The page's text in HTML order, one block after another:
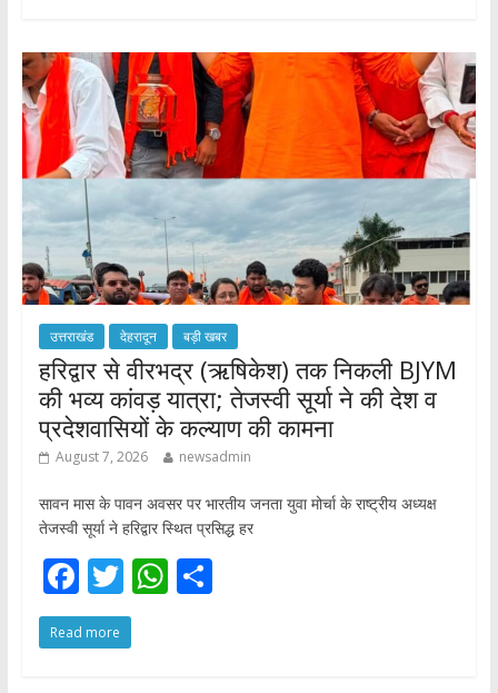
o
o
k
A
p
p
उत्तराखंड देहरादून बड़ी खबर
​हरिद्वार से वीरभद्र (ऋषिकेश) तक निकली BJYM
की भव्य कांवड़ यात्रा; तेजस्वी सूर्या ने की देश व
प्रदेशवासियों के कल्याण की कामना
August 7, 2026 newsadmin
सावन मास के पावन अवसर पर भारतीय जनता युवा मोर्चा के राष्ट्रीय अध्यक्ष
तेजस्वी सूर्या ने हरिद्वार स्थित प्रसिद्ध हर
F
ac
e
T
w
itt
W S
Read more